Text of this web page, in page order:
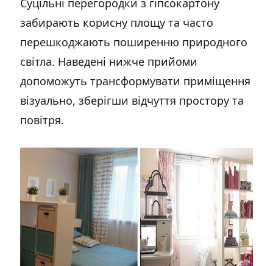
Суцільні перегородки з гіпсокартону
забирають корисну площу та часто
перешкоджають поширенню природного
світла. Наведені нижче прийоми
допоможуть трансформувати приміщення
візуально, зберігши відчуття простору та
повітря.